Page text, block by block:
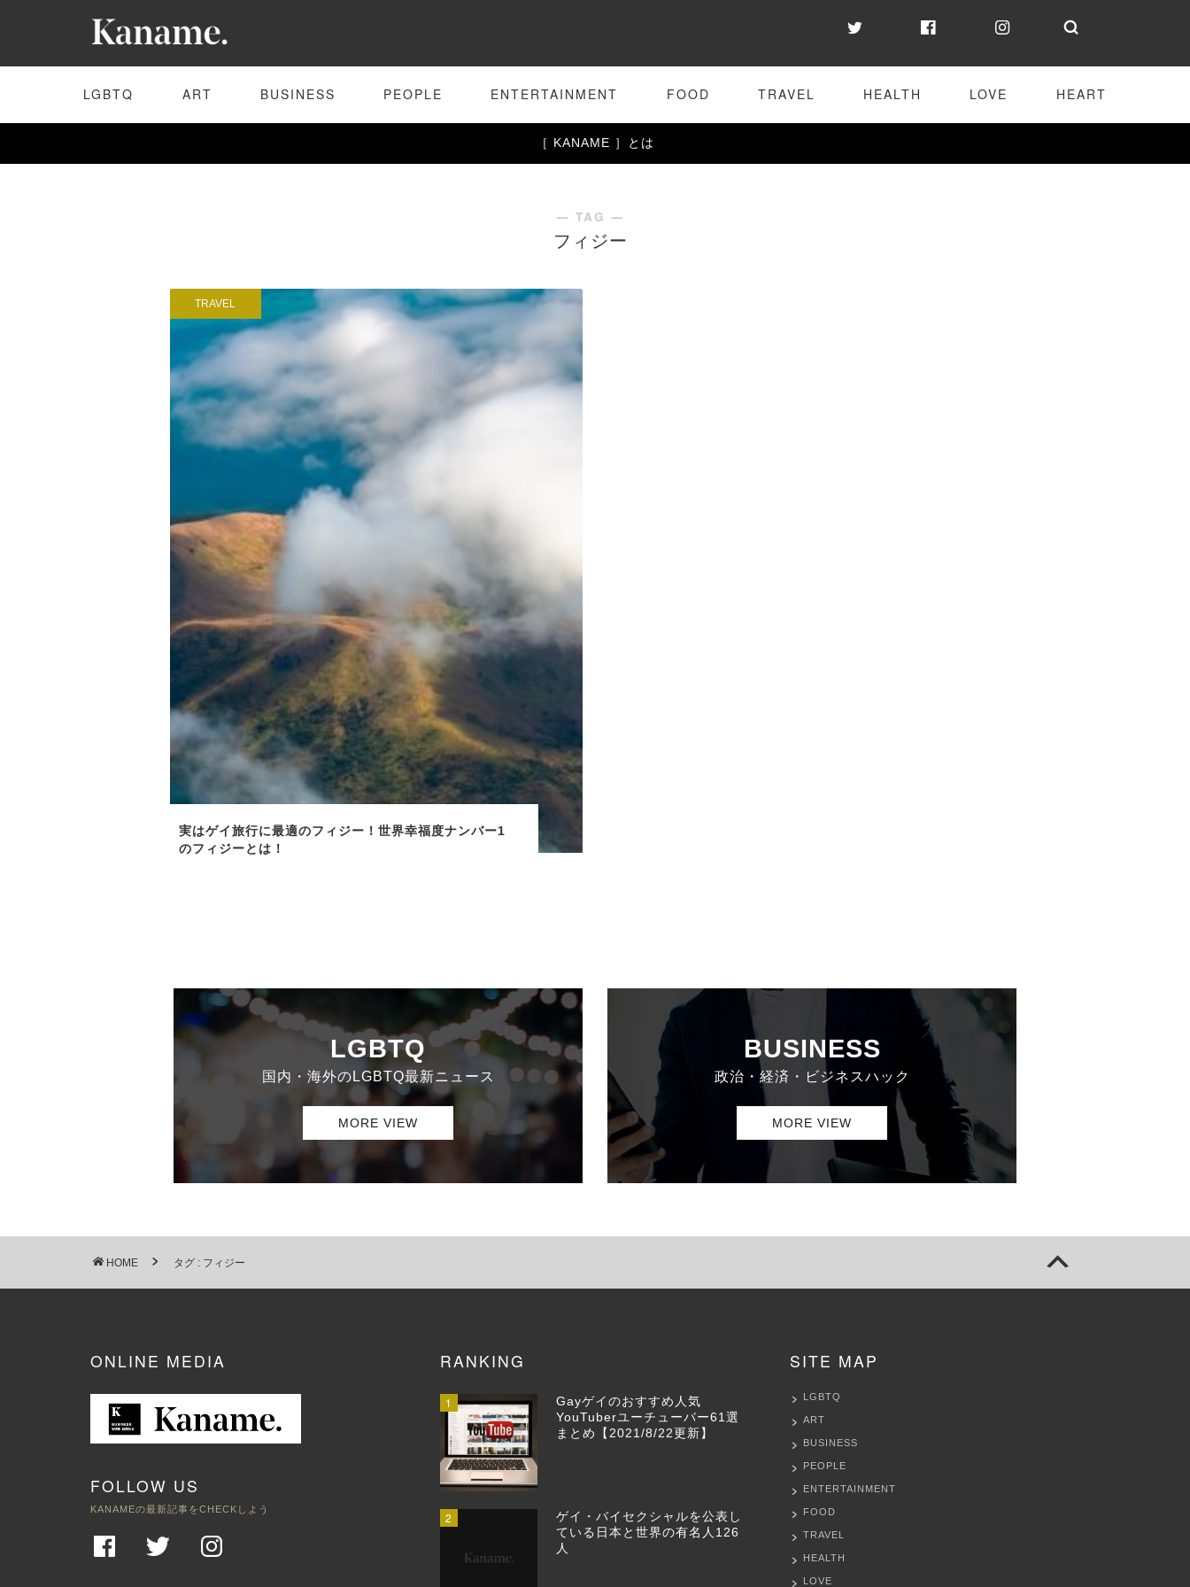
LGBTQ ART BUSINESS PEOPLE ENTERTAINMENT FOOD TRAVEL HEALTH LOVE HEART
［ KANAME ］とは
― TAG ―
フィジー
TRAVEL
実はゲイ旅行に最適のフィジー！世界幸福度ナンバー1
のフィジーとは！
LGBTQ
国内・海外のLGBTQ最新ニュース
MORE VIEW
BUSINESS
政治・経済・ビジネスハック
MORE VIEW
HOME タグ : フィジー
ONLINE MEDIA
FOLLOW US
KANAMEの最新記事をCHECKしよう
RANKING
1
Gayゲイのおすすめ人気
YouTuberユーチューバー61選
まとめ【2021/8/22更新】
2
ゲイ・バイセクシャルを公表し
ている日本と世界の有名人126
人
SITE MAP
LGBTQ
ART
BUSINESS
PEOPLE
ENTERTAINMENT
FOOD
TRAVEL
HEALTH
LOVE